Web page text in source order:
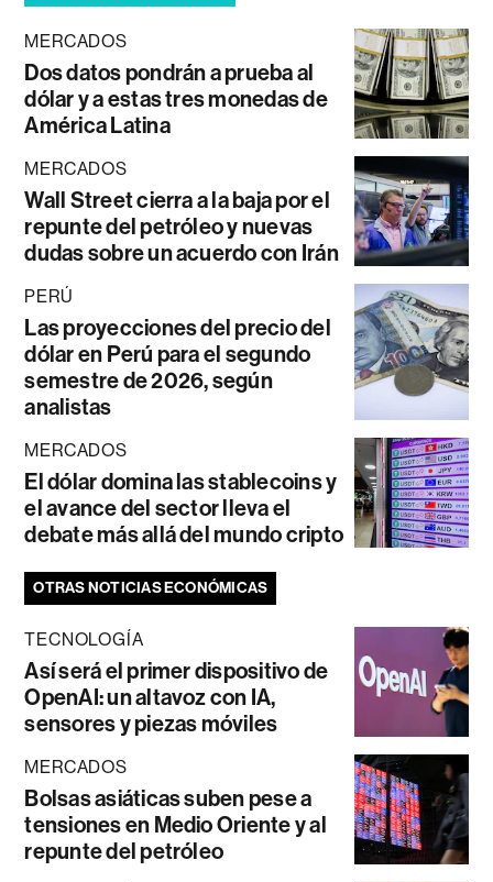
MERCADOS
Dos datos pondrán a prueba al
dólar y a estas tres monedas de
América Latina
MERCADOS
Wall Street cierra a la baja por el
repunte del petróleo y nuevas
dudas sobre un acuerdo con Irán
PERÚ
Las proyecciones del precio del
dólar en Perú para el segundo
semestre de 2026, según
analistas
MERCADOS
El dólar domina las stablecoins y
el avance del sector lleva el
debate más allá del mundo cripto
OTRAS NOTICIAS ECONÓMICAS
TECNOLOGÍA
Así será el primer dispositivo de
OpenAI: un altavoz con IA,
sensores y piezas móviles
MERCADOS
Bolsas asiáticas suben pese a
tensiones en Medio Oriente y al
repunte del petróleo